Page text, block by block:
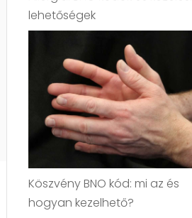
lehetőségek
Köszvény BNO kód: mi az és
hogyan kezelhető?